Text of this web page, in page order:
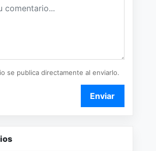
se publica directamente al enviarlo.
Enviar